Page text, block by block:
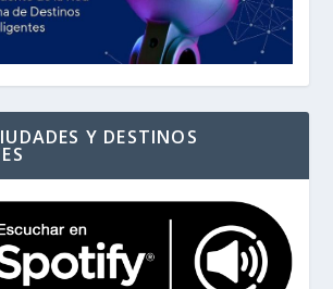
Y DESTINOS